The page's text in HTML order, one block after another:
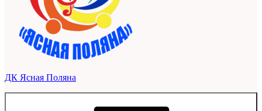
ДК Ясная Поляна